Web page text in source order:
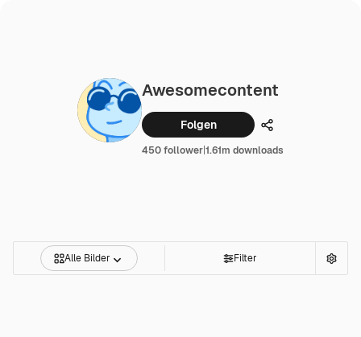
Awesomecontent
Folgen Teilen
450 follower|1.61m downloads
Alle Bilder Filter